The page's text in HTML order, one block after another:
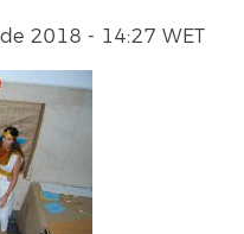
2018 - 14:27 WET